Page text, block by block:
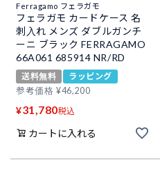
Ferragamo フェラガモ
フェラガモ カードケース 名
刺入れ メンズ ダブルガンチ
ーニ ブラック FERRAGAMO
66A061 685914 NR/RD
送料無料
ラッピング
参考価格 ¥46,200
¥31,780税込
カートに入れる